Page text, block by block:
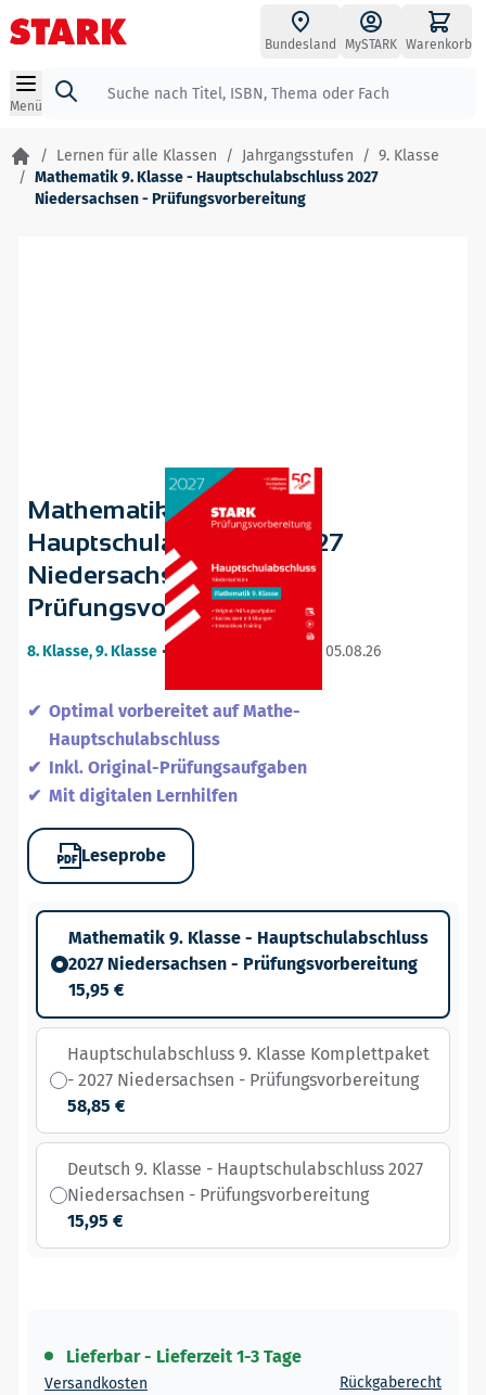
Zum Inhalt springen
Bundesland MySTARK Warenkorb
Menü
Suche
/ Lernen für alle Klassen / Jahrgangsstufen / 9. Klasse
/ Mathematik 9. Klasse - Hauptschulabschluss 2027
Niedersachsen - Prüfungsvorbereitung
Mathematik 9. Klasse -
Hauptschulabschluss 2027
Niedersachsen -
Prüfungsvorbereitung
8. Klasse, 9. Klasse • 23. ergänzte Auflage / 05.08.26
Optimal vorbereitet auf Mathe-
Hauptschulabschluss
Inkl. Original-Prüfungsaufgaben
Mit digitalen Lernhilfen
Leseprobe
Mathematik 9. Klasse - Hauptschulabschluss
2027 Niedersachsen - Prüfungsvorbereitung
15,95 €
Hauptschulabschluss 9. Klasse Komplettpaket
- 2027 Niedersachsen - Prüfungsvorbereitung
58,85 €
Deutsch 9. Klasse - Hauptschulabschluss 2027
Niedersachsen - Prüfungsvorbereitung
15,95 €
Lieferbar - Lieferzeit 1-3 Tage
Versandkosten Rückgaberecht